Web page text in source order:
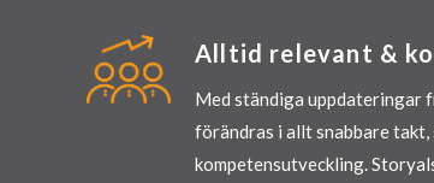
Alltid relevant &
Med ständiga uppdateringar
förändras i allt snabbare
kompetensutveckling.